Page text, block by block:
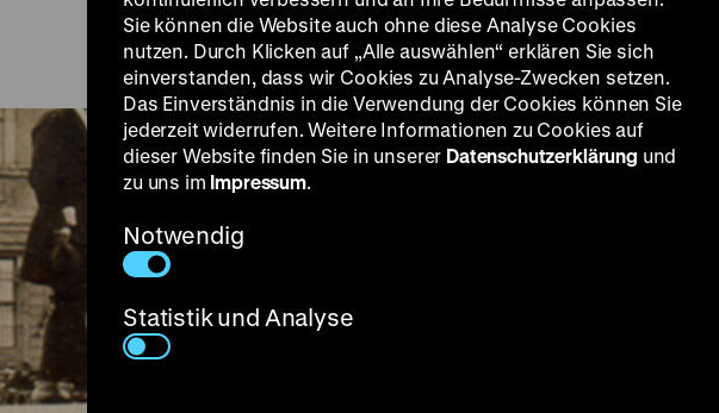
Sie können die Website auch ohne diese Analyse Cookies
nutzen. Durch Klicken auf „Alle auswählen“ erklären Sie sich
einverstanden, dass wir Cookies zu Analyse-Zwecken setzen.
Das Einverständnis in die Verwendung der Cookies können Sie
jederzeit widerrufen. Weitere Informationen zu Cookies auf
dieser Website finden Sie in unserer Datenschutzerklärung und
zu uns im Impressum.
Notwendig
Statistik und Analyse